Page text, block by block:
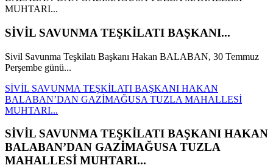
SİVİL SAVUNMA TEŞKİLATI BAŞKANI...
Sivil Savunma Teşkilatı Başkanı Hakan BALABAN, 30 Temmuz
Perşembe günü...
SİVİL SAVUNMA TEŞKİLATI BAŞKANI HAKAN
BALABAN’DAN GAZİMAĞUSA TUZLA MAHALLESİ
MUHTARI...
SİVİL SAVUNMA TEŞKİLATI BAŞKANI HAKAN
BALABAN’DAN GAZİMAĞUSA TUZLA
MAHALLESİ MUHTARI...